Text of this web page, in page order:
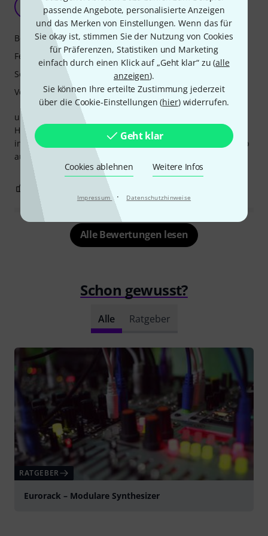
passende Angebote, personalisierte Anzeigen
und das Merken von Einstellungen. Wenn das für
Sie okay ist, stimmen Sie der Nutzung von Cookies
für Präferenzen, Statistiken und Marketing
einfach durch einen Klick auf „Geht klar“ zu (alle
anzeigen).
Sie können Ihre erteilte Zustimmung jederzeit
über die Cookie-Einstellungen (hier) widerrufen.
Geht klar
Cookies ablehnen Weitere Infos
Impressum · Datenschutzhinweise
viennaexile 21.04.2025
und damit noch mehr CV und Gate Ausgänge für meinen
HAPAX Sequencer. Diese Ausgänge leuchten je nach Signal
in blau oder rot und geben dadurch ein super Feedback ob
auch wirklich Daten an diese gesendet werden.
Bedienung
Features
Sound
Verarbeitung
BEWERTUNG MELDEN
Alle Bewertungen lesen
Schon gewusst?
Alle Ratgeber
RATGEBER
Eurorack – Modulare Synthesizer